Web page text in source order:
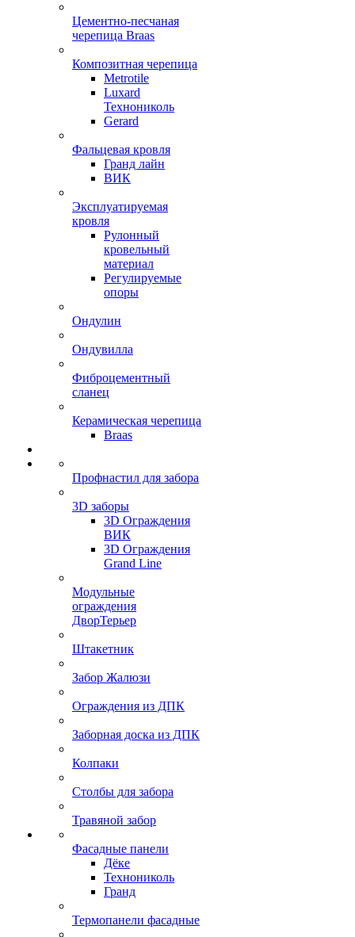
Цементно-песчаная
черепица Braas
Композитная черепица
Metrotile
Luxard
Технониколь
Gerard
Фальцевая кровля
Гранд лайн
ВИК
Эксплуатируемая
кровля
Рулонный
кровельный
материал
Регулируемые
опоры
Ондулин
Ондувилла
Фиброцементный
сланец
Керамическая черепица
Braas
Профнастил для забора
3D заборы
3D Ограждения
ВИК
3D Ограждения
Grand Line
Модульные
ограждения
ДворТерьер
Штакетник
Забор Жалюзи
Ограждения из ДПК
Заборная доска из ДПК
Колпаки
Столбы для забора
Травяной забор
Фасадные панели
Дёке
Технониколь
Гранд
Термопанели фасадные